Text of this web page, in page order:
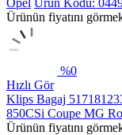
Ürünün fiyatını
%0
Hızlı Gör
Klips Bagaj
850CSi Coupe MG
Ürünün fiyatını